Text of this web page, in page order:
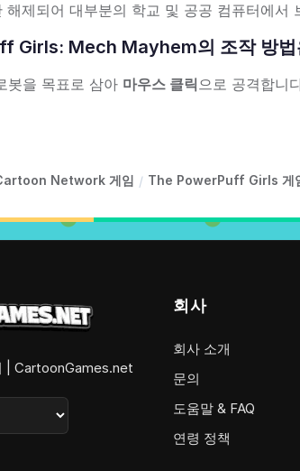
해제되어 대부분의 학교 및 공공 컴퓨터에서
Girls: Mech Mayhem의 조작 방법
봇을 목표로 삼아 마우스 클릭으로 공격합니
Network 게임 / The PowerPuff Girls 게
| CartoonGames.net
회사
회사 소개
문의
도움말 & FAQ
연령 정책